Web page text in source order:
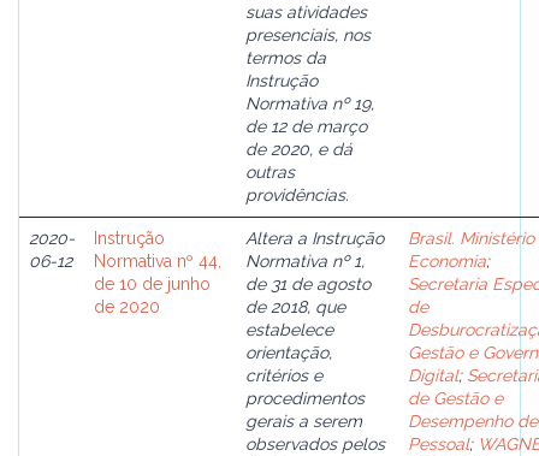
suas atividades
presenciais, nos
termos da
Instrução
Normativa nº 19,
de 12 de março
de 2020, e dá
outras
providências.
2020-
06-12
Instrução
Normativa nº 44,
de 10 de junho
de 2020
Altera a Instrução
Normativa nº 1,
de 31 de agosto
de 2018, que
estabelece
orientação,
critérios e
procedimentos
gerais a serem
observados pelos
Brasil. Ministério
Economia;
Secretaria
de
Gestão e
Digital;
de Gestão e
Desempenho de
Pessoal;